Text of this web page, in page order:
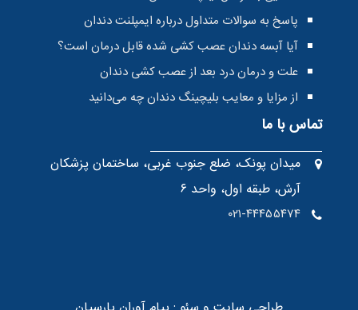
پاسخ به سوالات متداول درباره ایمپلنت دندان
آیا آبسه دندان عصب کشی شده قابل درمان است؟
علت و درمان درد بعد از عصب کشی دندان
از مزایا و معایب بلیچینگ دندان چه می‌دانید
تماس با ما
میدان پونک، ضلع جنوب غربی، ساختمان پزشکان
آرش، طبقه اول، واحد ۶
۰۲۱-۴۴۴۵۵۴۷۴